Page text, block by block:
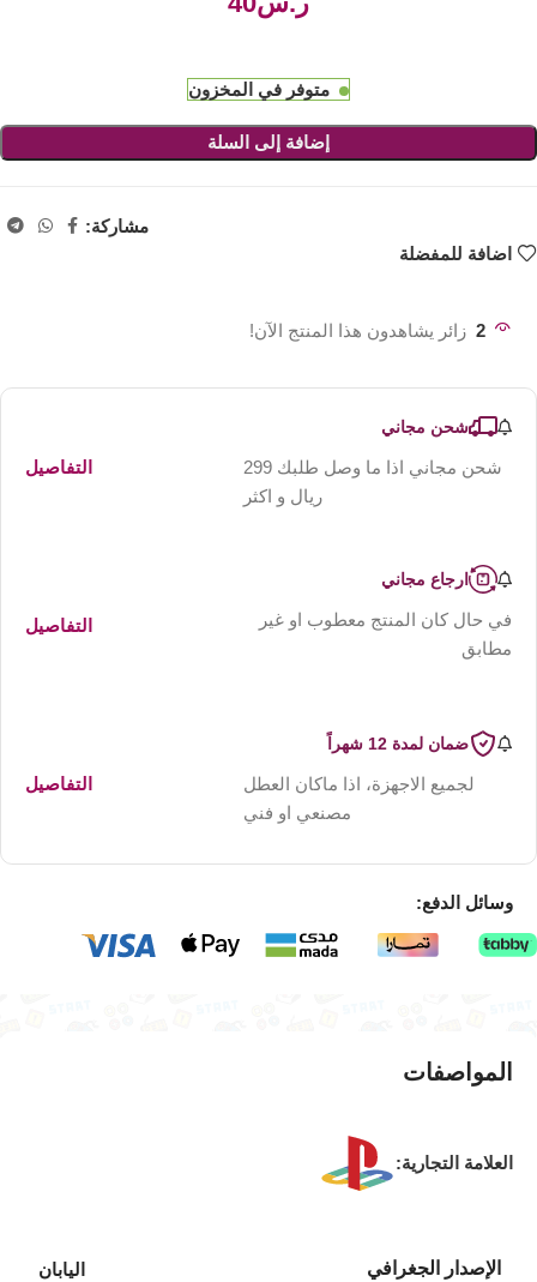
متوفر في المخزون
إضافة إلى السلة
مشاركة:
اضافة للمفضلة
2 زائر يشاهدون هذا المنتج الآن!
شحن مجاني
شحن مجاني اذا ما وصل طلبك 299
ريال و اكثر
التفاصيل
ارجاع مجاني
في حال كان المنتج معطوب او غير
مطابق
التفاصيل
ضمان لمدة 12 شهراً
لجميع الاجهزة، اذا ماكان العطل
مصنعي او فني
التفاصيل
وسائل الدفع:
المواصفات
العلامة التجارية:
الإصدار الجغرافي اليابان